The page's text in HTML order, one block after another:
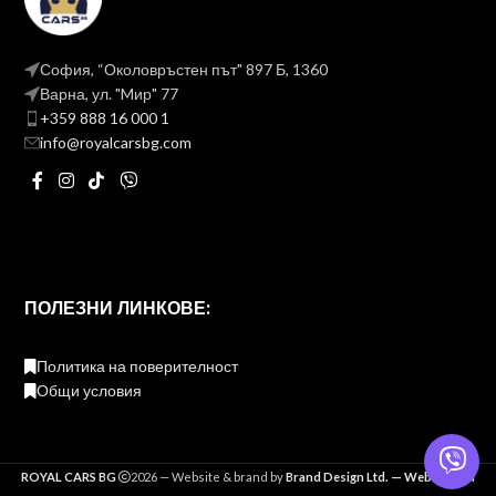
София, “Околовръстен път" 897 Б, 1360
Варна, ул. "Mир" 77
+359 888 16 000 1
info@royalcarsbg.com
ПОЛЕЗНИ ЛИНКОВЕ:
Политика на поверителност
Общи условия
ROYAL CARS BG 2026 — Website & brand byBrand Design Ltd. — Web Design